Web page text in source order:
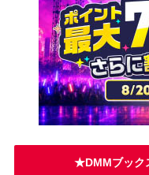
★DMMブック